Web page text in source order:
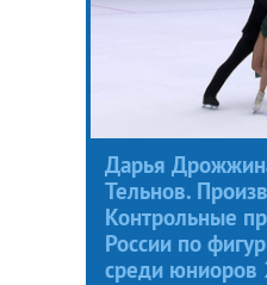
Дарья
Тельнов.
Контрольные
России по
среди юниоров